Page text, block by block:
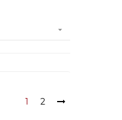

1 2